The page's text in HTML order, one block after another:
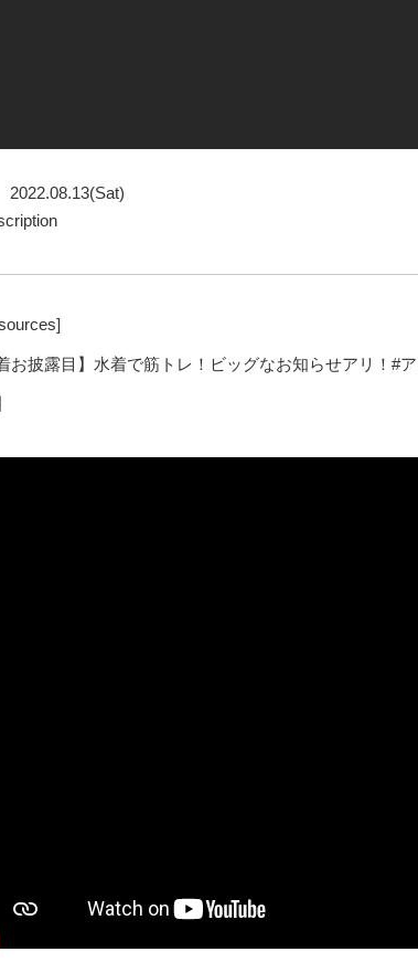
2022.08.13(Sat)
お披露目】水着で筋トレ！ビッグなお知らせアリ！#